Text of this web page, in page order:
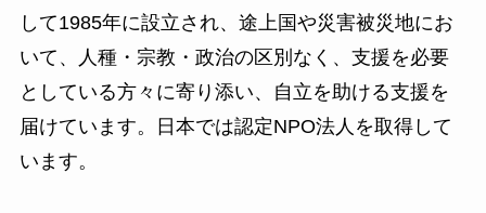
して1985年に設立され、途上国や災害被災地にお
いて、人種・宗教・政治の区別なく、支援を必要
としている方々に寄り添い、自立を助ける支援を
届けています。日本では認定NPO法人を取得して
います。